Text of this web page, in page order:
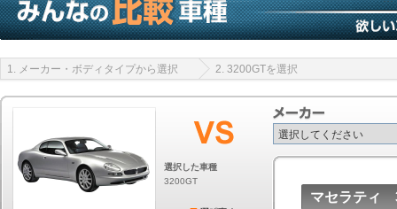
1. メーカー・ボディタイプから選択 2. 3200GTを選択
選択した車種
3200GT
マセラティ